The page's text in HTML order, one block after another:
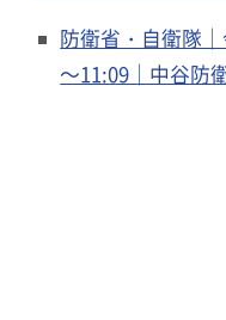
防衛省・自衛隊
～11:09｜中谷防